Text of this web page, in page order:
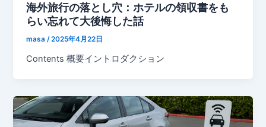
海外旅行の落とし穴：ホテルの領収書をも
らい忘れて大後悔した話
masa/2025年4月22日
Contents 概要イントロダクション